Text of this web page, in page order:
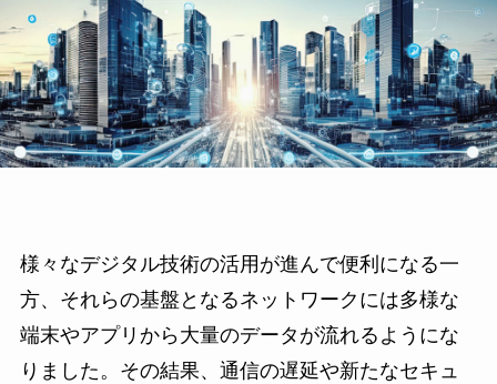
様々なデジタル技術の活用が進んで便利になる一
方、それらの基盤となるネットワークには多様な
端末やアプリから大量のデータが流れるようにな
りました。その結果、通信の遅延や新たなセキュ